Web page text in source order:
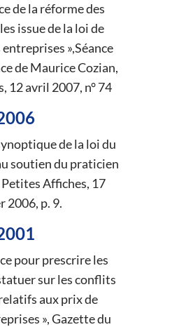
de la réforme des
issue de la loi de
»,Séance
de Maurice Cozian,
12 avril 2007, n° 74
de la loi du
soutien du praticien
Affiches, 17
2006, p. 9.
pour prescrire les
sur les conflits
aux prix de
», Gazette du